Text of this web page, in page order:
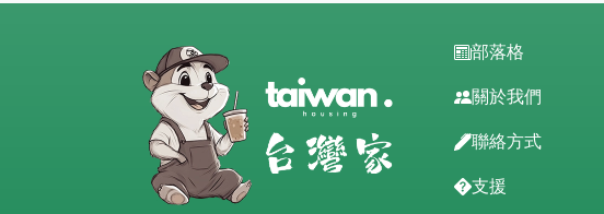
部落格
關於我們
聯絡方式
支援